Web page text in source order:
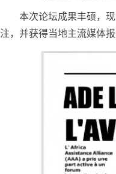
本次论坛成果丰硕，
注，并获得当地主流媒体